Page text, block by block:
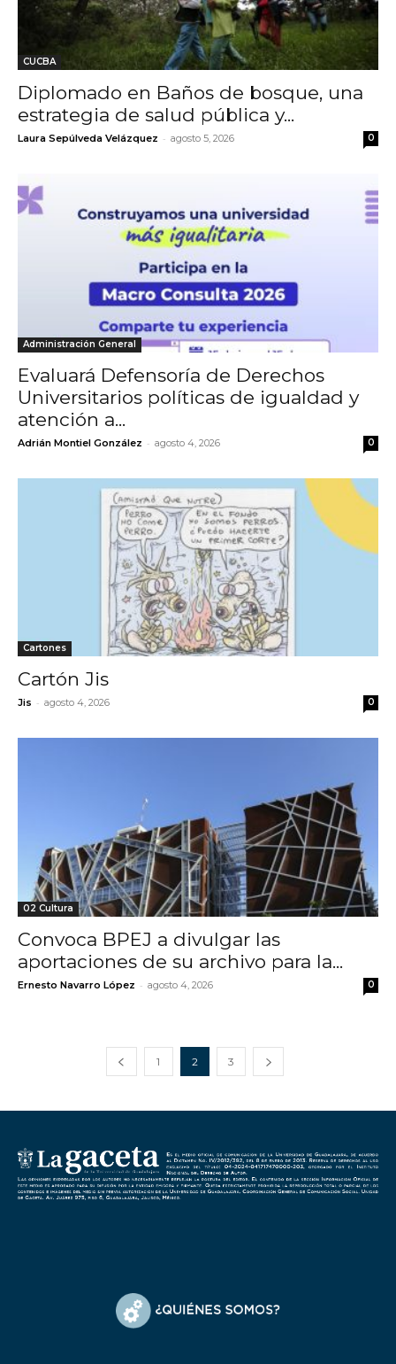
CUCBA
Diplomado en Baños de bosque, una
estrategia de salud pública y...
Laura Sepúlveda Velázquez - agosto 5, 2026 0
Administración General
Evaluará Defensoría de Derechos
Universitarios políticas de igualdad y
atención a...
Adrián Montiel González - agosto 4, 2026 0
Cartones
Cartón Jis
Jis - agosto 4, 2026 0
02 Cultura
Convoca BPEJ a divulgar las
aportaciones de su archivo para la...
Ernesto Navarro López - agosto 4, 2026 0
1 2 3